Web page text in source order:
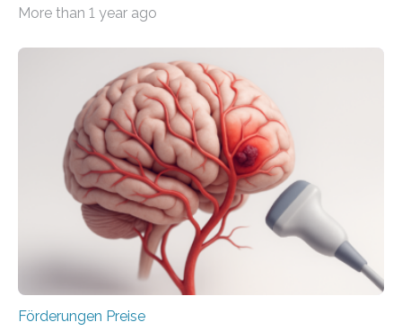
Überplanmäßige Verpflichtungsermächtigungen in
Woche vom Haushaltsausschuss freigegeben – unter
anderem zur Unterstützung der
Industrieforschungsprogramme Industrielle
Gemeinschaftsforschung (IGF), Zentrales
Innovationsprogramm Mittelstand (ZIM) und
Innovationskompetenz INNO-KOM. Auf dem
Innovationstag Mittelstand 2025 am 5. Juni 2025 in
Berlin überbrachte das Bundesministerium für
Wirtschaft und Energie eine gute Nachricht:
Überplanmäßige Verpflichtungsermächtigungen in
More than 1 year ago
Förderungen Preise